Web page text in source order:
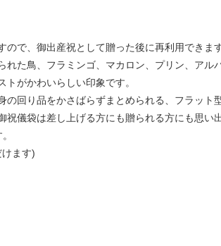
で、御出産祝として贈った後に再利用できます
れた鳥、フラミンゴ、マカロン、プリン、ア
トがかわいらしい印象です。
の回り品をかさばらずまとめられる、フラット
祝儀袋は差し上げる方にも贈られる方にも思い
ます)